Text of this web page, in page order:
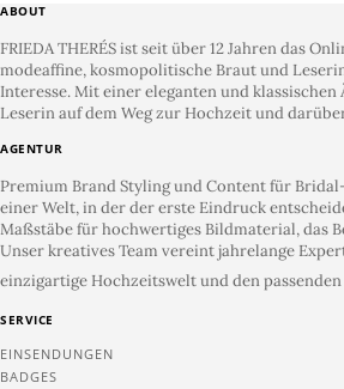
ABOUT
FRIEDA THERÉS ist seit über 12 Jahren das
modeaffine, kosmopolitische Braut und
Interesse. Mit einer eleganten und
Leserin auf dem Weg zur Hochzeit und
AGENTUR
Premium Brand Styling und Content für
einer Welt, in der der erste Eindruck
Maßstäbe für hochwertiges Bildmaterial, das
Unser kreatives Team vereint jahrelange
einzigartige Hochzeitswelt und den
SERVICE
EINSENDUNGEN
BADGES